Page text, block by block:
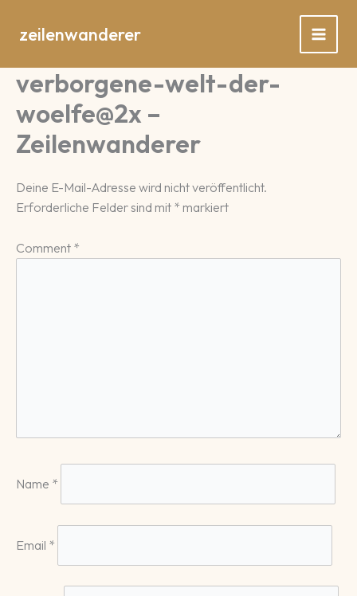
Inhaltzeilenwanderer
verborgene-welt-der-
woelfe@2x –
Zeilenwanderer
Deine E-Mail-Adresse wird nicht veröffentlicht.
Erforderliche Felder sind mit * markiert
Comment *
Name *
Email *